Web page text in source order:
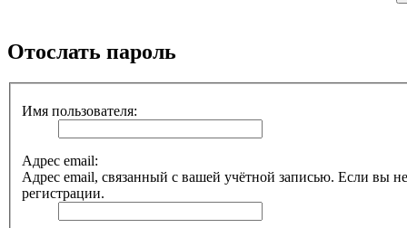
Отослать пароль
Имя пользователя:
Адрес email:
Адрес email, связанный с вашей учётной записью. Если вы
регистрации.